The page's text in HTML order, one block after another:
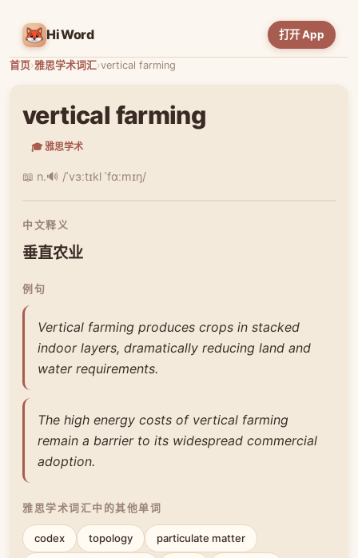
HiWord 打开 App
首页›雅思学术词汇›vertical farming
vertical farming
🎓 雅思学术
📖 n.🔊 /ˈvɜːtɪkl ˈfɑːmɪŋ/
中文释义
垂直农业
例句
Vertical farming produces crops in stacked
indoor layers, dramatically reducing land and
water requirements.
The high energy costs of vertical farming
remain a barrier to its widespread commercial
adoption.
雅思学术词汇中的其他单词
codex topology particulate matter